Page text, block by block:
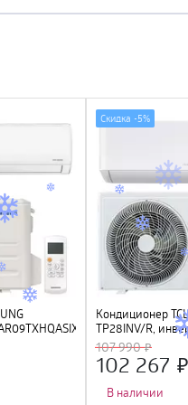
Кондиционер
TP28INV/R,
107 990
102 267
В наличии
Скидка -5%